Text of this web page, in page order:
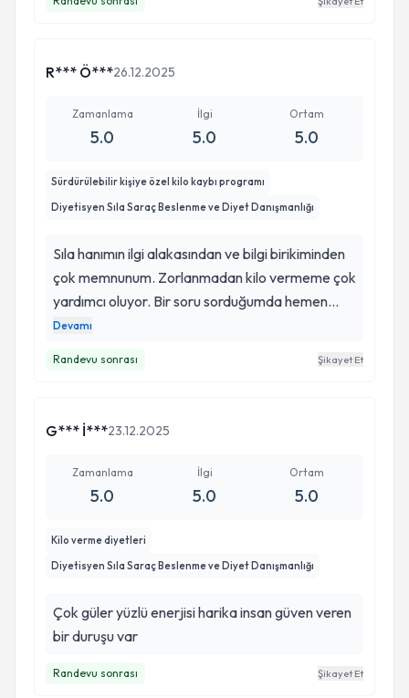
R*** Ö***26.12.2025
Zamanlama
5.0
İlgi
5.0
Ortam
5.0
Sürdürülebilir kişiye özel kilo kaybı programı
Diyetisyen Sıla Saraç Beslenme ve Diyet Danışmanlığı
Sıla hanımın ilgi alakasından ve bilgi birikiminden
çok memnunum. Zorlanmadan kilo vermeme çok
yardımcı oluyor. Bir soru sorduğumda hemen
dönüş yapıyor, bekletmiyor ve böylece büyük
Devamı
Randevu sonrası Şikayet Et
G*** İ***23.12.2025
Zamanlama
5.0
İlgi
5.0
Ortam
5.0
Kilo verme diyetleri
Diyetisyen Sıla Saraç Beslenme ve Diyet Danışmanlığı
Çok güler yüzlü enerjisi harika insan güven veren
bir duruşu var
Randevu sonrası Şikayet Et